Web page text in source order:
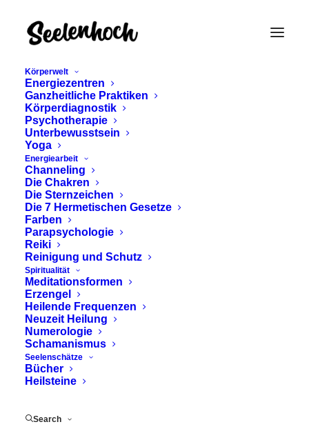
Körperwelt
Energiezentren
Ganzheitliche Praktiken
Körperdiagnostik
Psychotherapie
Unterbewusstsein
Yoga
Energiearbeit
Channeling
Die Chakren
Die Sternzeichen
Die 7 Hermetischen Gesetze
Farben
Parapsychologie
Reiki
Reinigung und Schutz
Spiritualität
Meditationsformen
Erzengel
Heilende Frequenzen
Neuzeit Heilung
Numerologie
Schamanismus
Seelenschätze
Bücher
Heilsteine
Search
INTEGRATIVE
PSYCHOTHERAPIE -
BIO PSYCHO SOZIAL
ÖKOLOGISCH